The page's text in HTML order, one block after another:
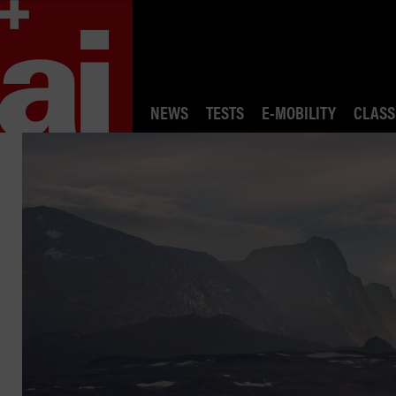
NEWS TESTS E-MOBILITY